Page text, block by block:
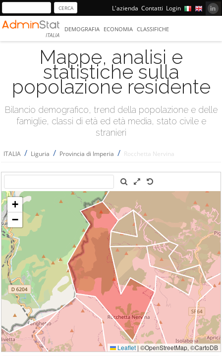
L'azienda Contatti Login
ITALIA
DEMOGRAFIA ECONOMIA CLASSIFICHE
Mappe, analisi e
statistiche sulla
popolazione residente
Bilancio demografico, trend della popolazione e delle
famiglie, classi di età ed età media, stato civile e
stranieri
ITALIA / Liguria / Provincia di Imperia / Rocchetta Nervina